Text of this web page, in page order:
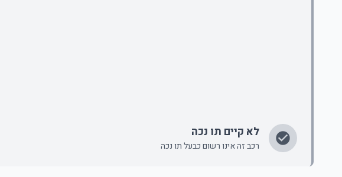
לא קיים תו נכה
רכב זה אינו רשום כבעל תו נכה